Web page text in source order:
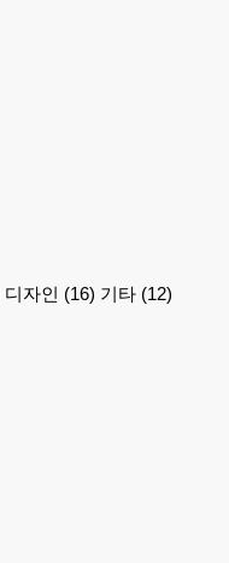
디자인 (16) 기타 (12)